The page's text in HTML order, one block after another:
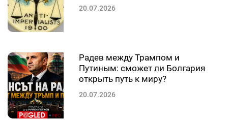
20.07.2026
Радев между Трампом и
Путиным: сможет ли Болгария
открыть путь к миру?
20.07.2026